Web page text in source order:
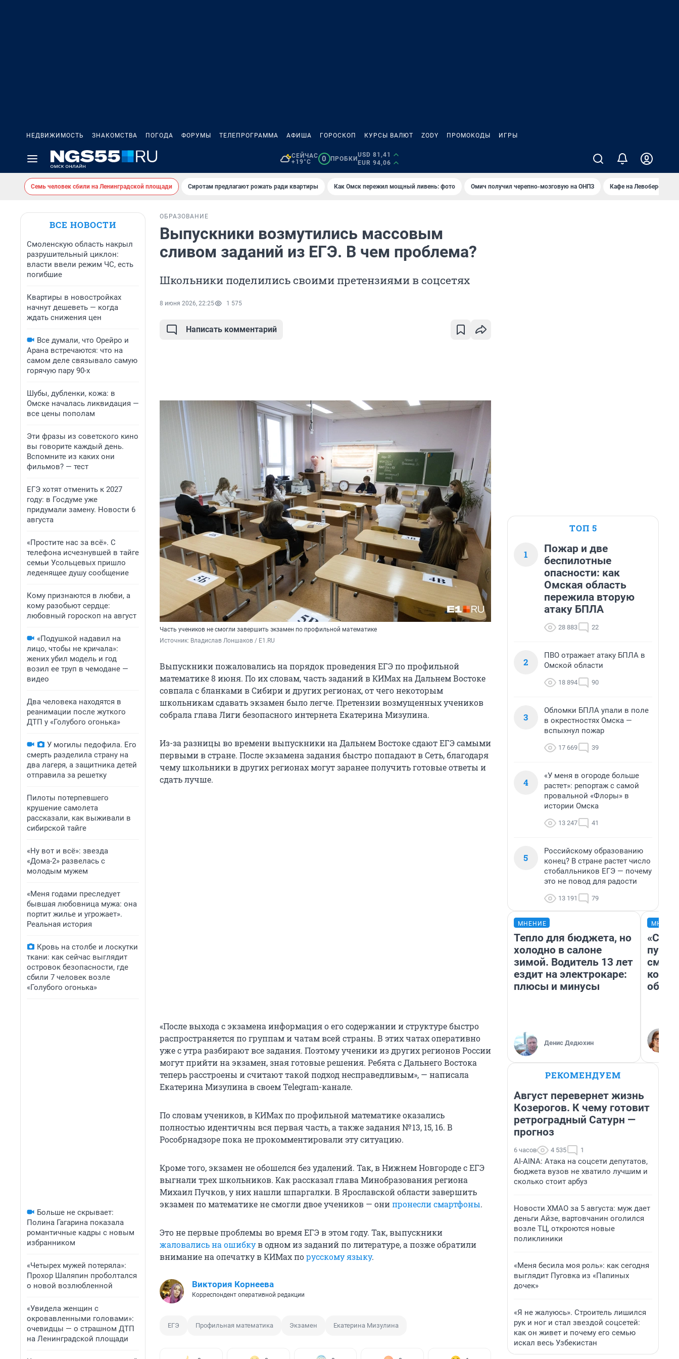
НЕДВИЖИМОСТЬ ЗНАКОМСТВА ПОГОДА ФОРУМЫ ТЕЛЕПРОГРАММА АФИША ГОРОСКОП КУРСЫ ВАЛЮТ ZODY ПРОМОКОДЫ ИГРЫ
СЕЙЧАС
+19°C
0 ПРОБКИ
USD 81,41
EUR 94,06
Семь человек сбили на Ленинградской площади Сиротам предлагают рожать ради квартиры Как Омск пережил мощный ливень: фото Омич получил черепно-мозговую на ОНПЗ Кафе на Левобережье
ВСЕ НОВОСТИ
Смоленскую область накрыл
разрушительный циклон:
власти ввели режим ЧС, есть
погибшие
Квартиры в новостройках
начнут дешеветь — когда
ждать снижения цен
Все думали, что Орейро и
Арана встречаются: что на
самом деле связывало самую
горячую пару 90-х
Шубы, дубленки, кожа: в
Омске началась ликвидация —
все цены пополам
Эти фразы из советского кино
вы говорите каждый день.
Вспомните из каких они
фильмов? — тест
ЕГЭ хотят отменить к 2027
году: в Госдуме уже
придумали замену. Новости 6
августа
«Простите нас за всё». С
телефона исчезнувшей в тайге
семьи Усольцевых пришло
леденящее душу сообщение
Кому признаются в любви, а
кому разобьют сердце:
любовный гороскоп на август
«Подушкой надавил на
лицо, чтобы не кричала»:
жених убил модель и год
возил ее труп в чемодане —
видео
Два человека находятся в
реанимации после жуткого
ДТП у «Голубого огонька»
У могилы педофила. Его
смерть разделила страну на
два лагеря, а защитника детей
отправила за решетку
Пилоты потерпевшего
крушение самолета
рассказали, как выживали в
сибирской тайге
«Ну вот и всё»: звезда
«Дома-2» развелась с
молодым мужем
«Меня годами преследует
бывшая любовница мужа: она
портит жилье и угрожает».
Реальная история
Кровь на столбе и лоскутки
ткани: как сейчас выглядит
островок безопасности, где
сбили 7 человек возле
«Голубого огонька»
Больше не скрывает:
Полина Гагарина показала
романтичные кадры с новым
избранником
«Четырех мужей потеряла»:
Прохор Шаляпин проболтался
о новой возлюбленной
«Увидела женщин с
окровавленными головами»:
очевидцы — о страшном ДТП
на Ленинградской площади
ОБРАЗОВАНИЕ
Выпускники возмутились массовым
сливом заданий из ЕГЭ. В чем проблема?
Школьники поделились своими претензиями в соцсетях
8 июня 2026, 22:25 1 575
Написать комментарий
Часть учеников не смогли завершить экзамен по профильной математике
Источник: Владислав Лоншаков / E1.RU
Выпускники пожаловались на порядок проведения ЕГЭ по профильной
математике 8 июня. По их словам, часть заданий в КИМах на Дальнем Востоке
совпала с бланками в Сибири и других регионах, от чего некоторым
школьникам сдавать экзамен было легче. Претензии возмущенных учеников
собрала глава Лиги безопасного интернета Екатерина Мизулина.
Из-за разницы во времени выпускники на Дальнем Востоке сдают ЕГЭ самыми
первыми в стране. После экзамена задания быстро попадают в Сеть, благодаря
чему школьники в других регионах могут заранее получить готовые ответы и
сдать лучше.
«После выхода с экзамена информация о его содержании и структуре быстро
распространяется по группам и чатам всей страны. В этих чатах оперативно
уже с утра разбирают все задания. Поэтому ученики из других регионов России
могут прийти на экзамен, зная готовые решения. Ребята с Дальнего Востока
теперь расстроены и считают такой подход несправедливым», — написала
Екатерина Мизулина в своем Telegram-канале.
По словам учеников, в КИМах по профильной математике оказались
полностью идентичны вся первая часть, а также задания № 13, 15, 16. В
Рособрнадзоре пока не прокомментировали эту ситуацию.
Кроме того, экзамен не обошелся без удалений. Так, в Нижнем Новгороде с ЕГЭ
выгнали трех школьников. Как рассказал глава Минобразования региона
Михаил Пучков, у них нашли шпаргалки. В Ярославской области завершить
экзамен по математике не смогли двое учеников — онипронесли смартфоны.
Это не первые проблемы во время ЕГЭ в этом году. Так, выпускники
жаловались на ошибкув одном из заданий по литературе, а позже обратили
внимание на опечатку в КИМах порусскому языку.
Виктория Корнеева
Корреспондент оперативной редакции
ЕГЭ Профильная математика Экзамен Екатерина Мизулина
ТОП 5
1
Пожар и две
беспилотные
опасности: как
Омская область
пережила вторую
атаку БПЛА
28 883 22
2
ПВО отражает атаку БПЛА в
Омской области
18 894 90
3
Обломки БПЛА упали в поле
в окрестностях Омска —
вспыхнул пожар
17 669 39
4
«У меня в огороде больше
растет»: репортаж с самой
провальной «Флоры» в
истории Омска
13 247 41
5
Российскому образованию
конец? В стране растет число
стобалльников ЕГЭ — почему
это не повод для радости
13 191 79
МНЕНИЕ
Тепло для бюджета, но
холодно в салоне
зимой. Водитель 13 лет
ездит на электрокаре:
плюсы и минусы
Денис Дедюхин
РЕКОМЕНДУЕМ
Август перевернет жизнь
Козерогов. К чему готовит
ретроградный Сатурн —
прогноз
6 часов 4 535 1
AI-AINA: Атака на соцсети депутатов,
бюджета вузов не хватило лучшим и
сколько стоит арбуз
Новости ХМАО за 5 августа: муж дает
деньги Айзе, вартовчанин оголился
возле ТЦ, откроются новые
поликлиники
«Меня бесила моя роль»: как сегодня
выглядит Пуговка из «Папиных
дочек»
«Я не жалуюсь». Строитель лишился
рук и ног и стал звездой соцсетей:
как он живет и почему его семью
искал весь Узбекистан